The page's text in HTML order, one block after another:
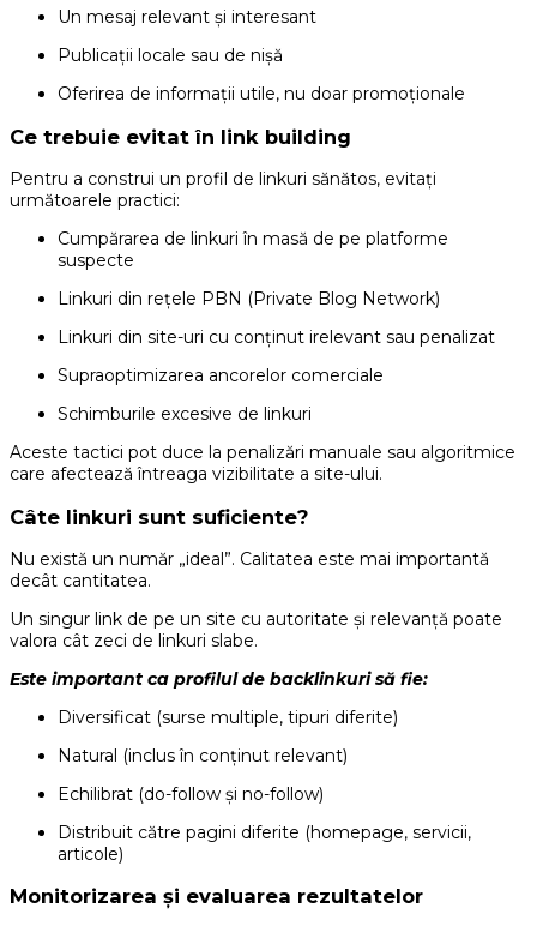
Un mesaj relevant și interesant
Publicații locale sau de nișă
Oferirea de informații utile, nu doar promoționale
Ce trebuie evitat în link building
Pentru a construi un profil de linkuri sănătos, evitați
următoarele practici:
Cumpărarea de linkuri în masă de pe platforme
suspecte
Linkuri din rețele PBN (Private Blog Network)
Linkuri din site-uri cu conținut irelevant sau penalizat
Supraoptimizarea ancorelor comerciale
Schimburile excesive de linkuri
Aceste tactici pot duce la penalizări manuale sau algoritmice
care afectează întreaga vizibilitate a site-ului.
Câte linkuri sunt suficiente?
Nu există un număr „ideal”. Calitatea este mai importantă
decât cantitatea.
Un singur link de pe un site cu autoritate și relevanță poate
valora cât zeci de linkuri slabe.
Este important ca profilul de backlinkuri să fie:
Diversificat (surse multiple, tipuri diferite)
Natural (inclus în conținut relevant)
Echilibrat (do-follow și no-follow)
Distribuit către pagini diferite (homepage, servicii,
articole)
Monitorizarea și evaluarea rezultatelor